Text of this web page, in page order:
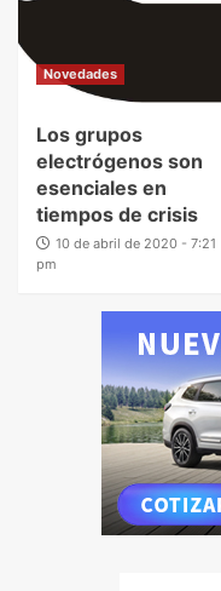
Novedades
Los grupos
electrógenos son
esenciales en
tiempos de crisis
10 de abril de 2020 - 7:21
pm